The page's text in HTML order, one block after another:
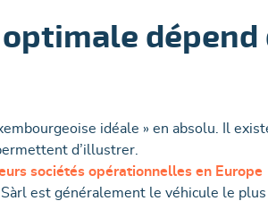
idéale » en absolu. Il
d’illustrer.
sociétés opérationnelles en Europe
est généralement le véhicule le